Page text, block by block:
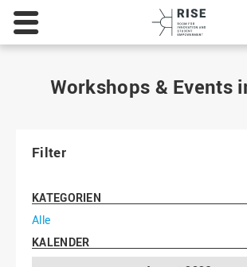
Workshops & Events
Filter
KATEGORIEN
Alle
KALENDER